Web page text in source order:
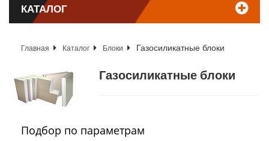
КАТАЛОГ
Главная Каталог Блоки Газосиликатные блоки
Газосиликатные блоки
Подбор по параметрам